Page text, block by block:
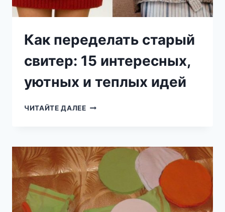
Как переделать старый
свитер: 15 интересных,
уютных и теплых идей
ЧИТАЙТЕ ДАЛЕЕКАК
15
ИНТЕРЕСНЫХ,
УЮТНЫХ
И
ТЕПЛЫХ
ИДЕЙ